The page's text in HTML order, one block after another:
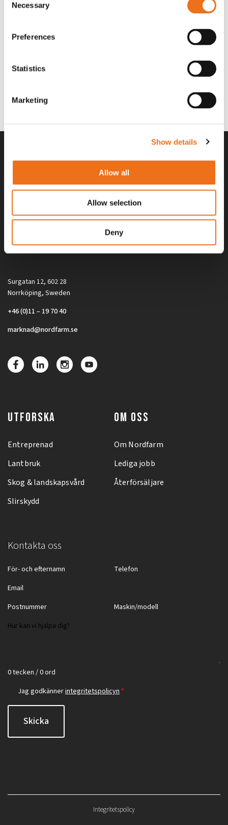
Selection
Necessary
Preferences
Statistics
Marketing
Show details
Allow all
Allow selection
Deny
Lägg till i varukorg
Rotor teeth 8t/6k 7.5Gr/8 R6/14 Rotor teeth 8t/6k 0Gr/8 R6/14
Alla priser på tillbehör och tillval gäller vid köp av ny maskin. Priserna
gäller inte vid köp av enskild produkt, till exempel
Surgatan 12, 602 28
Norrköping, Sweden
+46 (0)11 – 19 70 40
marknad@nordfarm.se
UTFORSKA
Entreprenad
Lantbruk
Skog & landskapsvård
Slirskydd
OM OSS
Om Nordfarm
Lediga jobb
Återförsäljare
Kontakta oss
0 tecken / 0 ord
Jag godkännerintegritetspolicyn *
Skicka
Integritetspolicy